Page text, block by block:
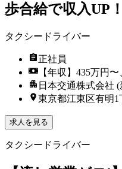
歩合給で収入UP！
タクシードライバー
正社員
【年収】435万円
日本交通株式会社
東京都江東区有明1
求人を見る
タクシードライバー